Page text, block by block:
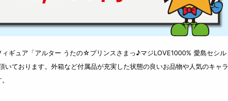
ギュア「アルター うたの☆プリンスさまっ♪マジLOVE1000% 愛島セシル
いております。外箱など付属品が充実した状態の良いお品物や人気のキャラ